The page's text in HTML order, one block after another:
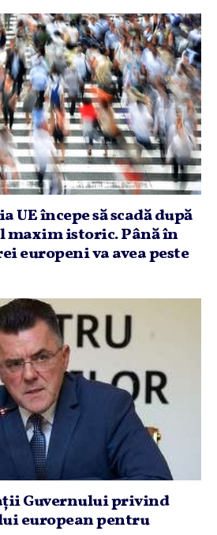
UE începe să scadă după
maxim istoric. Până în
europeni va avea peste
Guvernului privind
european pentru